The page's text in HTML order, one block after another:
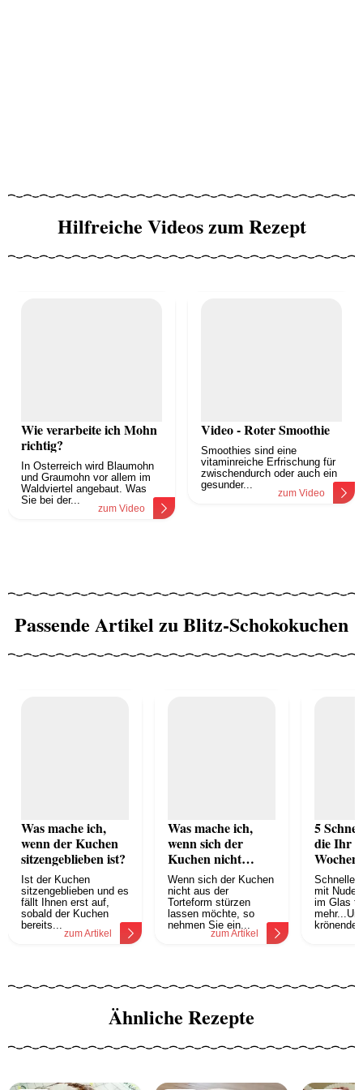
Hilfreiche Videos zum Rezept
Wie verarbeite ich Mohn
richtig?
In Österreich wird Blaumohn
und Graumohn vor allem im
Waldviertel angebaut. Was
Sie bei der...
zum Video
Video - Roter Smoothie
Smoothies sind eine
vitaminreiche Erfrischung für
zwischendurch oder auch ein
gesunder...
zum Video
Passende Artikel zu Blitz-Schokokuchen
Was mache ich,
wenn der Kuchen
sitzengeblieben ist?
Ist der Kuchen
sitzengeblieben und es
fällt Ihnen erst auf,
sobald der Kuchen
bereits...
zum Artikel
Was mache ich,
wenn sich der
Kuchen nicht
stürzen lässt?
Wenn sich der Kuchen
nicht aus der
Torteform stürzen
lassen möchte, so
nehmen Sie ein...
zum Artikel
5
die Ihr
- und
Sünde!
Schnelle
mit
im Glas
Ähnliche Rezepte